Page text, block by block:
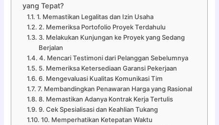
yang Tepat?
1. Memastikan Legalitas dan Izin Usaha
2. Memeriksa Portofolio Proyek Terdahulu
3. Melakukan Kunjungan ke Proyek yang Sedang
Berjalan
4. Mencari Testimoni dari Pelanggan Sebelumnya
5. Memeriksa Ketersediaan Garansi Pekerjaan
6. Mengevaluasi Kualitas Komunikasi Tim
7. Membandingkan Penawaran Harga yang Rasional
8. Memastikan Adanya Kontrak Kerja Tertulis
9. Cek Spesialisasi dan Keahlian Tukang
10. Memperhatikan Ketepatan Waktu